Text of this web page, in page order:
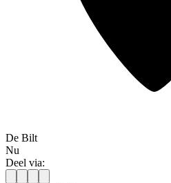
De Bilt
Nu
Deel via: